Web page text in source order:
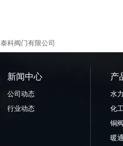
泰科阀门有限公司
新闻中心
公司动态
行业动态
产
水
化
铜
暖